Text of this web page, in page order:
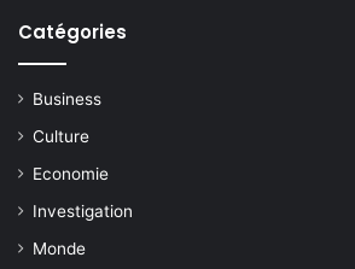
Catégories
Business
Culture
Economie
Investigation
Monde